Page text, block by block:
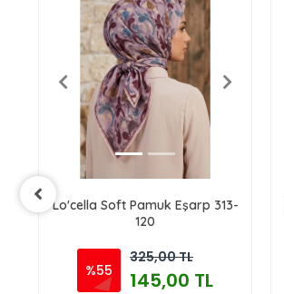
Lo'cella Soft Pamuk Eşarp 313-
120
%55
325,00 TL
145,00 TL